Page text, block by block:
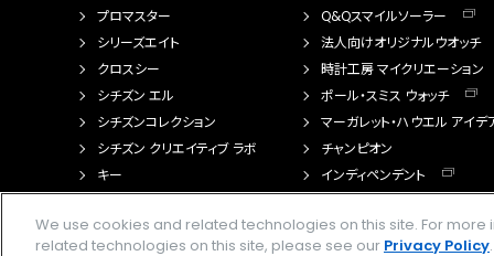
プロマスター
シリーズエイト
クロスシー
シチズン エル
シチズンコレクション
シチズン クリエイティブ ラボ
キー
Q&Qスマイルソーラー
法人向けオリジナルウオッチ
時計工房 マイクリエーション
ポール・スミス ウォッチ
マーガレット・ハウエル アイデ
チャンピオン
インディペンデント
We use cookies and related technologies on this site. For
related technologies on this site, please see our Privacy Policy